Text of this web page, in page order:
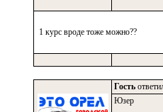
1 курс вроде тоже можно??
Гость
Юзер